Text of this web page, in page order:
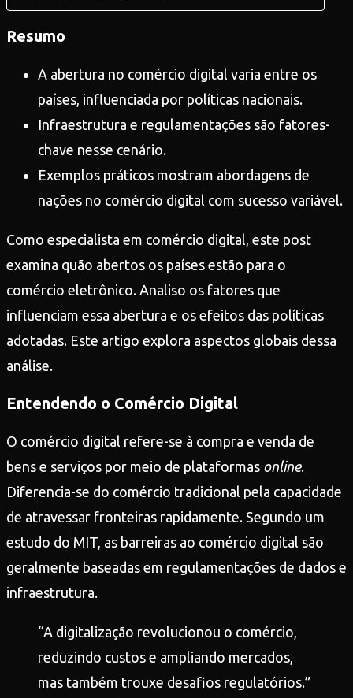
Resumo
A abertura no comércio digital varia entre os
países, influenciada por políticas nacionais.
Infraestrutura e regulamentações são fatores-
chave nesse cenário.
Exemplos práticos mostram abordagens de
nações no comércio digital com sucesso variável.
Como especialista em comércio digital, este post
examina quão abertos os países estão para o
comércio eletrônico. Analiso os fatores que
influenciam essa abertura e os efeitos das políticas
adotadas. Este artigo explora aspectos globais dessa
análise.
Entendendo o Comércio Digital
O comércio digital refere-se à compra e venda de
bens e serviços por meio de plataformas online.
Diferencia-se do comércio tradicional pela capacidade
de atravessar fronteiras rapidamente. Segundo um
estudo do MIT, as barreiras ao comércio digital são
geralmente baseadas em regulamentações de dados e
infraestrutura.
“A digitalização revolucionou o comércio,
reduzindo custos e ampliando mercados,
mas também trouxe desafios regulatórios.”